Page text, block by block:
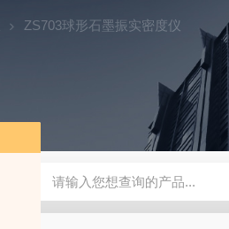
ZS703球形石墨振实密度仪
微机控制 GCDDJ-50Kv绝缘材料电